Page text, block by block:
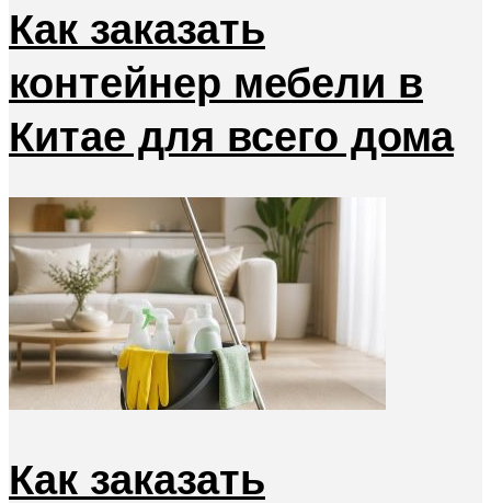
Как заказать
контейнер мебели в
Китае для всего дома
Как заказать